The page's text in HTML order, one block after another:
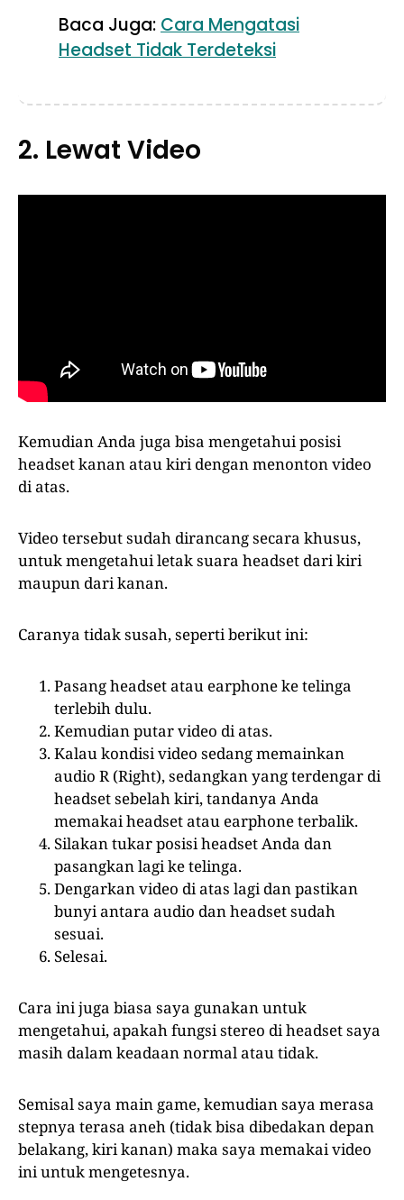
Baca Juga: Cara Mengatasi
Headset Tidak Terdeteksi
2. Lewat Video
Kemudian Anda juga bisa mengetahui posisi
headset kanan atau kiri dengan menonton video
di atas.
Video tersebut sudah dirancang secara khusus,
untuk mengetahui letak suara headset dari kiri
maupun dari kanan.
Caranya tidak susah, seperti berikut ini:
Pasang headset atau earphone ke telinga
terlebih dulu.
Kemudian putar video di atas.
Kalau kondisi video sedang memainkan
audio R (Right), sedangkan yang terdengar di
headset sebelah kiri, tandanya Anda
memakai headset atau earphone terbalik.
Silakan tukar posisi headset Anda dan
pasangkan lagi ke telinga.
Dengarkan video di atas lagi dan pastikan
bunyi antara audio dan headset sudah
sesuai.
Selesai.
Cara ini juga biasa saya gunakan untuk
mengetahui, apakah fungsi stereo di headset saya
masih dalam keadaan normal atau tidak.
Semisal saya main game, kemudian saya merasa
stepnya terasa aneh (tidak bisa dibedakan depan
belakang, kiri kanan) maka saya memakai video
ini untuk mengetesnya.